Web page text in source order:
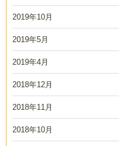
2019年10月
2019年5月
2019年4月
2018年12月
2018年11月
2018年10月